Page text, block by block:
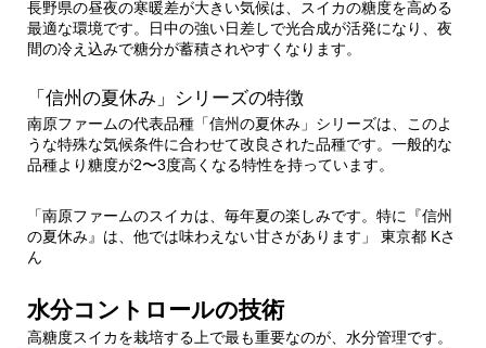
長野県の昼夜の寒暖差が大きい気候は、スイカの糖度を高める
最適な環境です。日中の強い日差しで光合成が活発になり、夜
間の冷え込みで糖分が蓄積されやすくなります。
「信州の夏休み」シリーズの特徴
南原ファームの代表品種「信州の夏休み」シリーズは、このよ
うな特殊な気候条件に合わせて改良された品種です。一般的な
品種より糖度が2〜3度高くなる特性を持っています。
「南原ファームのスイカは、毎年夏の楽しみです。特に『信州
の夏休み』は、他では味わえない甘さがあります」 東京都 Kさ
ん
水分コントロールの技術
高糖度スイカを栽培する上で最も重要なのが、水分管理です。